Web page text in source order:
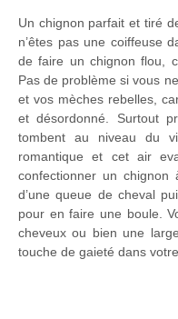
Un chignon parfait et tiré
n’êtes pas une coiffeuse
de faire un chignon flou,
Pas de problème si vous
et vos mèches rebelles,
et désordonné. Surtout
tombent au niveau du
romantique et cet air
confectionner un
d’une queue de cheval
pour en faire une boule.
cheveux ou bien une
touche de gaieté dans